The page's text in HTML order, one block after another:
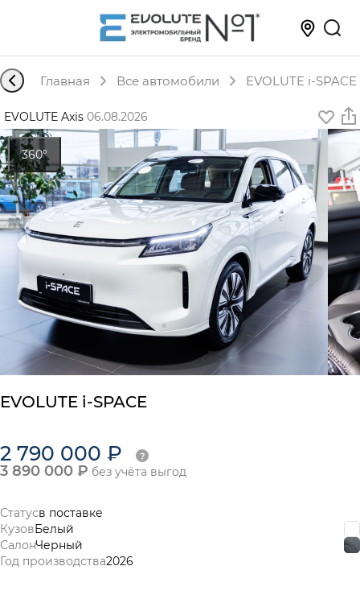
Главная Все автомобили EVOLUTE i-
EVOLUTE Axis·06.08.2026
360°
EVOLUTE i-SPACE
2 790 000 ₽
3 890 000 ₽ без учёта выгод
Статусв поставке
КузовБелый
СалонЧерный
Год производства2026